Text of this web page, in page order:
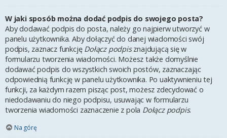
W jaki sposób można dodać podpis do swojego posta?
Aby dodawać podpis do posta, należy go najpierw utworzyć w
panelu użytkownika. Aby dołączyć do danej wiadomości swój
podpis, zaznacz funkcję Dołącz podpisznajdującą się w
formularzu tworzenia wiadomości. Możesz także domyślnie
dodawać podpis do wszystkich swoich postów, zaznaczając
odpowiednią funkcję w panelu użytkownika. Po uaktywnieniu tej
funkcji, za każdym razem pisząc post, możesz zdecydować o
niedodawaniu do niego podpisu, usuwając w formularzu
tworzenia wiadomości zaznaczenie z pola Dołącz podpis.
Na górę